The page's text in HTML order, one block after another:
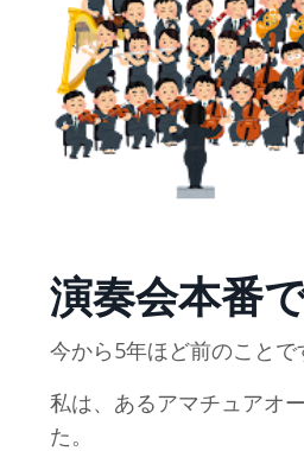
演奏会本番
今から5年ほど前のことで
私は、あるアマチュアオ
た。